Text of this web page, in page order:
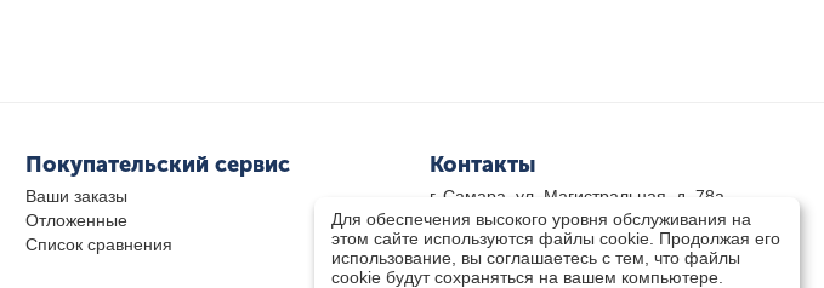
Покупательский сервис
Ваши заказы
Отложенные
Список сравнения
Контакты
г. Самара, ул. Магистральная, д. 78а
8 800-333-33-79(звонок бесплатный)
8(846)-211-03-15
Пн-Пт 8.30 - 17.30 Сб 9.00 - 16.00
Для обеспечения высокого уровня обслуживания на
этом сайте используются файлы cookie. Продолжая его
использование, вы соглашаетесь с тем, что файлы
cookie будут сохраняться на вашем компьютере.